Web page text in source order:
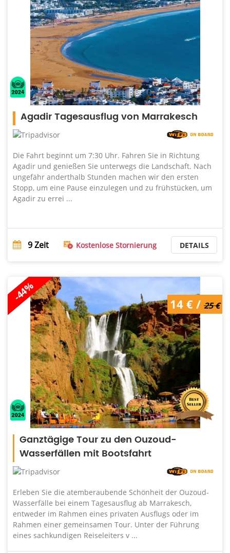
Agadir Tagesausflug von Marrakesch
Die Fahrt beginnt um 7:30 Uhr. Fahren Sie in Richtung
Agadir und genießen Sie unterwegs die Landschaft. Nach
ungefähr anderthalb Stunden machen wir den ersten
Stopp, um eine Pause einzulegen und zu frühstücken, um
Agadir zu errei ...
9Zeit Kostenlose Stornierung DETAILS
-44%
14 € / 25 €
Ganztägige Tour zu den Ouzoud-
Wasserfällen mit Bootsfahrt
Erleben Sie die atemberaubende Schönheit der Ouzoud-
Wasserfälle bei einem Tagesausflug ab Marrakesch,
entweder im Rahmen eines privaten Ausflugs oder im
Rahmen einer gemeinsamen Tour. Unter der Führung
eines sachkundigen Reiseleiters v ...